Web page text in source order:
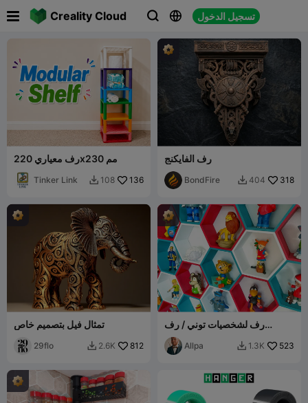
Creality Cloud   تسجيل الدخول
 
رف معياري 220x230 مم
Tinker Link  108 136
رف الفايكنج
BondFire  404 318
تمثال فيل بتصميم خاص
29flo  2.6K 812
رف لشخصيات توني / رف
لشخصيات توني بوكس
Allpa  1.3K 523